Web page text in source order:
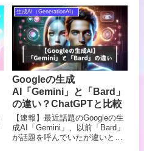
おけるfetch と axios のどちらを
使うべきか違いと使い方を解説
生成AI（GenerationAI）
Googleの生成
AI「Gemini」と「Bard」
の違い？ChatGPTと比較
【速報】最近話題のGoogleの生
成AI「Gemini」、以前「Bard」
が話題を呼んでいたが違いとは